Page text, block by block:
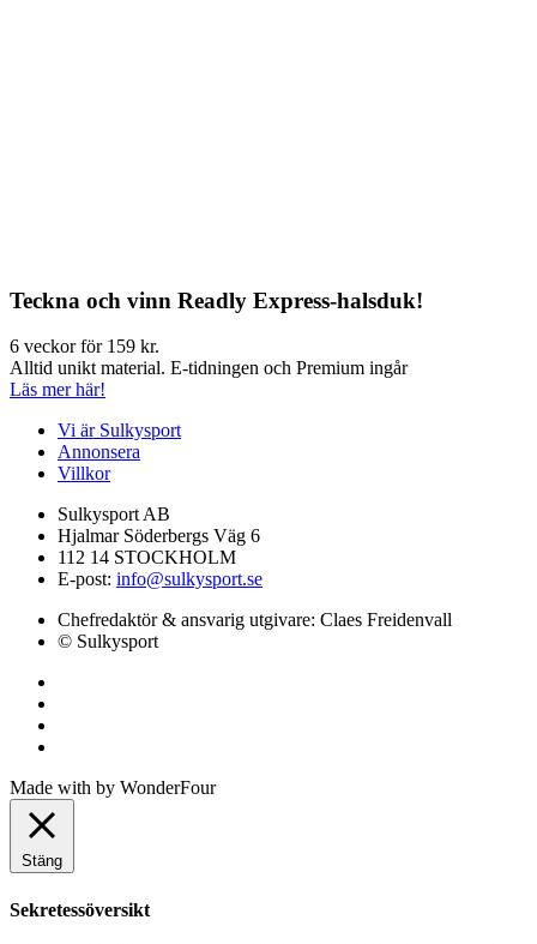
Teckna och vinn Readly Express-halsduk!
6 veckor för 159 kr.
Alltid unikt material. E-tidningen och Premium ingår
Läs mer här!
Vi är Sulkysport
Annonsera
Villkor
Sulkysport AB
Hjalmar Söderbergs Väg 6
112 14 STOCKHOLM
E-post: info@sulkysport.se
Chefredaktör & ansvarig utgivare: Claes Freidenvall
© Sulkysport
Made with by WonderFour
Stäng
Sekretessöversikt